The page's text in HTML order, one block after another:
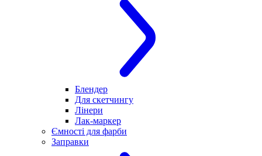
Блендер
Для скетчингу
Лінери
Лак-маркер
Ємності для фарби
Заправки